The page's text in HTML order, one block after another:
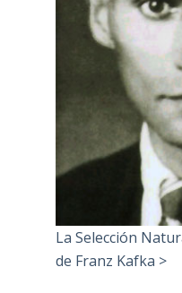
La Selección
de Franz Kafka >